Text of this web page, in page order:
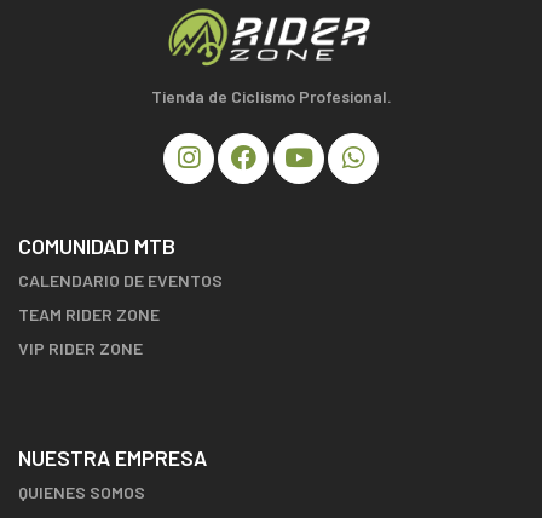
Tienda de Ciclismo Profesional.
COMUNIDAD MTB
CALENDARIO DE EVENTOS
TEAM RIDER ZONE
VIP RIDER ZONE
NUESTRA EMPRESA
QUIENES SOMOS